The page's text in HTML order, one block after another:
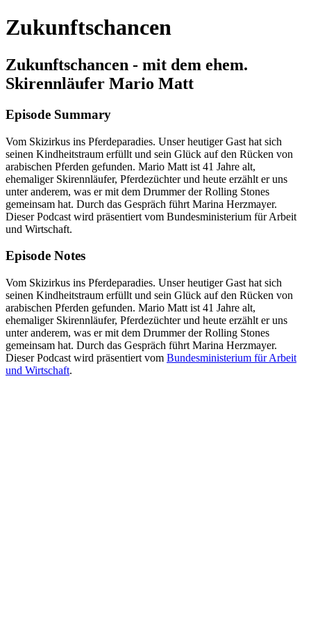
Zukunftschancen
Zukunftschancen - mit dem ehem.
Skirennläufer Mario Matt
Episode Summary
Vom Skizirkus ins Pferdeparadies. Unser heutiger Gast hat sich
seinen Kindheitstraum erfüllt und sein Glück auf den Rücken von
arabischen Pferden gefunden. Mario Matt ist 41 Jahre alt,
ehemaliger Skirennläufer, Pferdezüchter und heute erzählt er uns
unter anderem, was er mit dem Drummer der Rolling Stones
gemeinsam hat. Durch das Gespräch führt Marina Herzmayer.
Dieser Podcast wird präsentiert vom Bundesministerium für Arbeit
und Wirtschaft.
Episode Notes
Vom Skizirkus ins Pferdeparadies. Unser heutiger Gast hat sich
seinen Kindheitstraum erfüllt und sein Glück auf den Rücken von
arabischen Pferden gefunden. Mario Matt ist 41 Jahre alt,
ehemaliger Skirennläufer, Pferdezüchter und heute erzählt er uns
unter anderem, was er mit dem Drummer der Rolling Stones
gemeinsam hat. Durch das Gespräch führt Marina Herzmayer.
Dieser Podcast wird präsentiert vom Bundesministerium für Arbeit
und Wirtschaft.